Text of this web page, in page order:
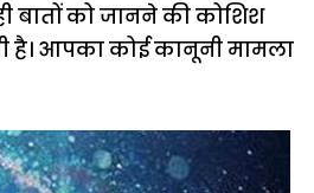
को जानने की कोशिश
है। आपका कोई कानूनी मामला